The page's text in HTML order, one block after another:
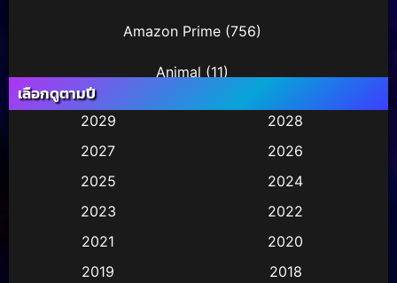
Amazon Prime(756)
Animal (11)
Animation การ์ตูน(245)
เลือกดูตามปี
2029
2028
2027
2026
2025
2024
2023
2022
2021
2020
2019
2018